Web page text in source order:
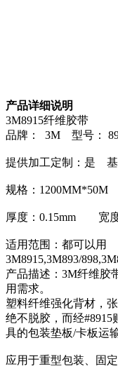
产品详细说明
3M8915纤维胶带
品牌： 3M 型号：
提供加工定制：是
规格：1200MM*50M
厚度：0.15mm 宽度
适用范围：都可以用
3M8915,3M893/
产品描述：3M纤维胶
用需求。
塑料纤维强化背材，
绝不脱胶，而经
具的包装垫板/卡板运
应用于重型包装、固